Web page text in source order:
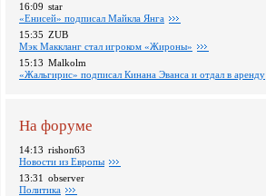
16:09 star
«Енисей» подписал Майкла Янга
15:35 ZUB
Мэк Маккланг стал игроком «Жироны»
15:13 Malkolm
«Жальгирис» подписал Кинана Эванса и отдал в аренду
На форуме
14:13 rishon63
Новости из Европы
13:31 observer
Политика